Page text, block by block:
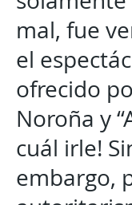
mal, fue
el
ofrecido
Noroña y
cuál irle!
embargo,